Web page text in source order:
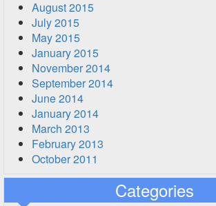
August 2015
July 2015
May 2015
January 2015
November 2014
September 2014
June 2014
January 2014
March 2013
February 2013
October 2011
Categories